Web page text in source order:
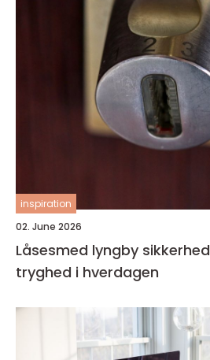
inspiration
02. June 2026
Låsesmed lyngby sikkerhed, service og
tryghed i hverdagen